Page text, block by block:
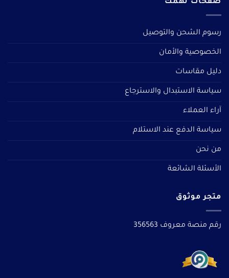
صفحات تهمك
رسوم الشحن والتوصيل
الخصوصية والأمان
دليل مقاسات
سياسة الاستبدال والاسترجاع
آراء العملاء
سياسة الدفع عند الاستلام
من نحن
الأسئلة الشائعة
متجر موثوق
رقم منصة معروف 356563